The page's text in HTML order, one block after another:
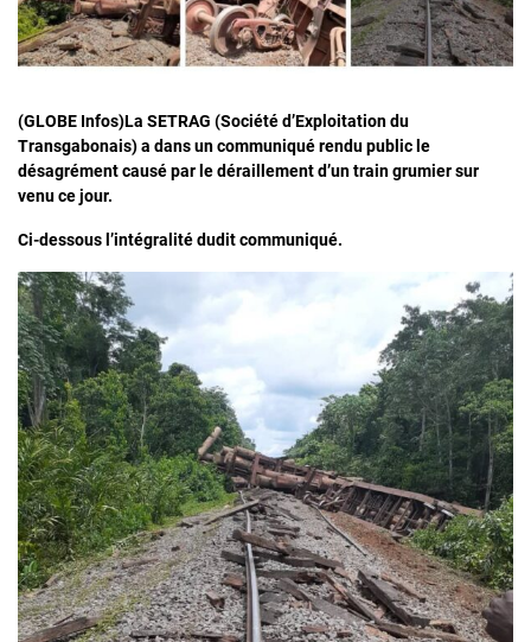
(GLOBE Infos)La SETRAG (Société d’Exploitation du
Transgabonais) a dans un communiqué rendu public le
désagrément causé par le déraillement d’un train grumier sur
venu ce jour.
Ci-dessous l’intégralité dudit communiqué.